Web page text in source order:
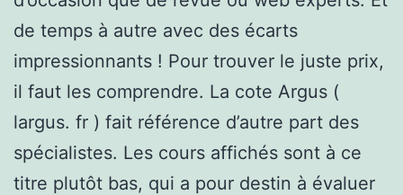
de temps à autre avec des écarts
impressionnants ! Pour trouver le juste prix,
il faut les comprendre. La cote Argus (
largus. fr ) fait référence d’autre part des
spécialistes. Les cours affichés sont à ce
titre plutôt bas, qui a pour destin à évaluer